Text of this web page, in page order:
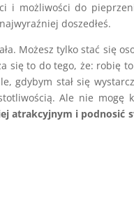
i możliwości do
doszedłeś.
Możesz tylko stać się
się to do tego, że: robię
gdybym stał się
Ale nie mogę
atrakcyjnym i podnosić